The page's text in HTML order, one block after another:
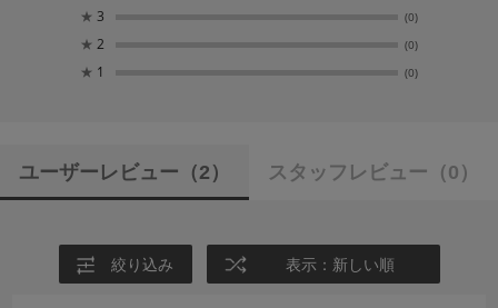
★ 3 (0)
★ 2 (0)
★ 1 (0)
ユーザーレビュー （2） スタッフレビュー （0）
絞り込み 表示：新しい順